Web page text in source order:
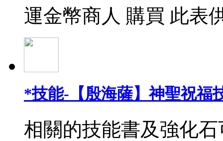
運金幣商人 購買 此表
*技能-【殷海薩】神聖祝福
相關的技能書及強化